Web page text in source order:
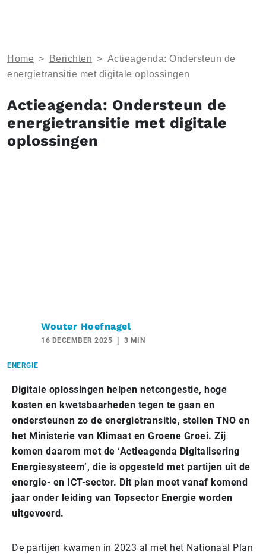
Home > Berichten > Actieagenda: Ondersteun de
energietransitie met digitale oplossingen
Actieagenda: Ondersteun de
energietransitie met digitale
oplossingen
Wouter Hoefnagel
16 DECEMBER 2025 3 MIN
ENERGIE
Digitale oplossingen helpen netcongestie, hoge
kosten en kwetsbaarheden tegen te gaan en
ondersteunen zo de energietransitie, stellen TNO en
het Ministerie van Klimaat en Groene Groei. Zij
komen daarom met de ‘Actieagenda Digitalisering
Energiesysteem’, die is opgesteld met partijen uit de
energie- en ICT-sector. Dit plan moet vanaf komend
jaar onder leiding van Topsector Energie worden
uitgevoerd.
De partijen kwamen in 2023 al met het Nationaal Plan